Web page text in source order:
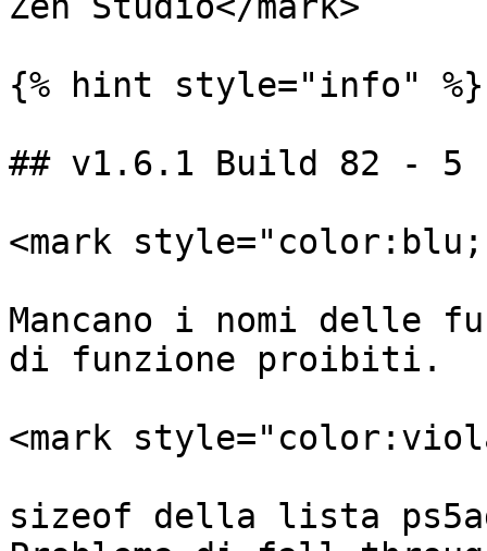
{% hint style="info" %}
## v1.6.1 Build 82 - 5
<mark
Mancano i nomi delle
di funzione proibiti.
<mark
sizeof della lista